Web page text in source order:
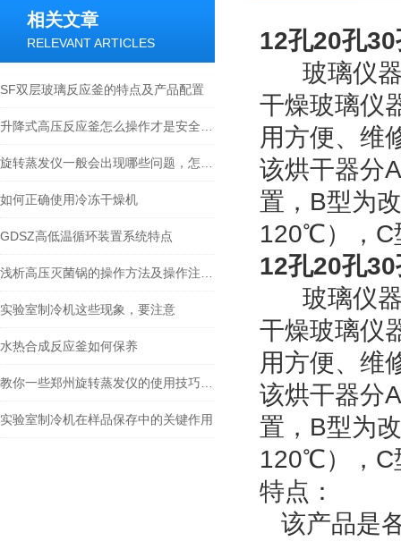
相关文章
RELEVANT ARTICLES
SF双层玻璃反应釜的特点及产品配置
如何正确使用冷冻干燥机
GDSZ高低温循环装置系统特点
实验室制冷机这些现象，要注意
水热合成反应釜如何保养
实验室制冷机在样品保存中的关键作用
12孔20孔30
玻璃仪器
干燥玻璃仪
用方便、维
该烘干器分
置，B型为
120℃），C
12孔20孔30
玻璃仪器
干燥玻璃仪
用方便、维
该烘干器分
置，B型为
120℃），C
特点：
该产品是